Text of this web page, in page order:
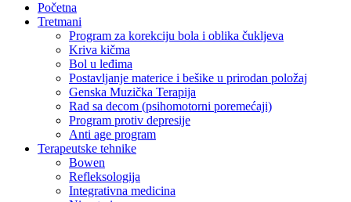
Početna
Tretmani
Program za korekciju bola i oblika čukljeva
Kriva kičma
Bol u leđima
Postavljanje materice i bešike u prirodan položaj
Genska Muzička Terapija
Rad sa decom (psihomotorni poremećaji)
Program protiv depresije
Anti age program
Terapeutske tehnike
Bowen
Refleksologija
Integrativna medicina